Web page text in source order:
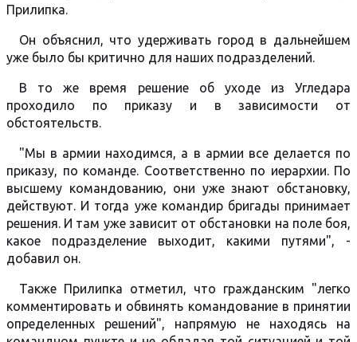
Прилипка.
Он объяснил, что удерживать город в дальнейшем
уже было бы критично для наших подразделений.
В то же время решение об уходе из Угледара
проходило по приказу и в зависимости от
обстоятельств.
"Мы в армии находимся, а в армии все делается по
приказу, по команде. Соответственно по иерархии. По
высшему командованию, они уже знают обстановку,
действуют. И тогда уже командир бригады принимает
решения. И там уже зависит от обстановки на поле боя,
какое подразделение выходит, какими путями", -
добавил он.
Также Прилипка отметил, что гражданским "легко
комментировать и обвинять командование в принятии
определенных решений", напрямую не находясь на